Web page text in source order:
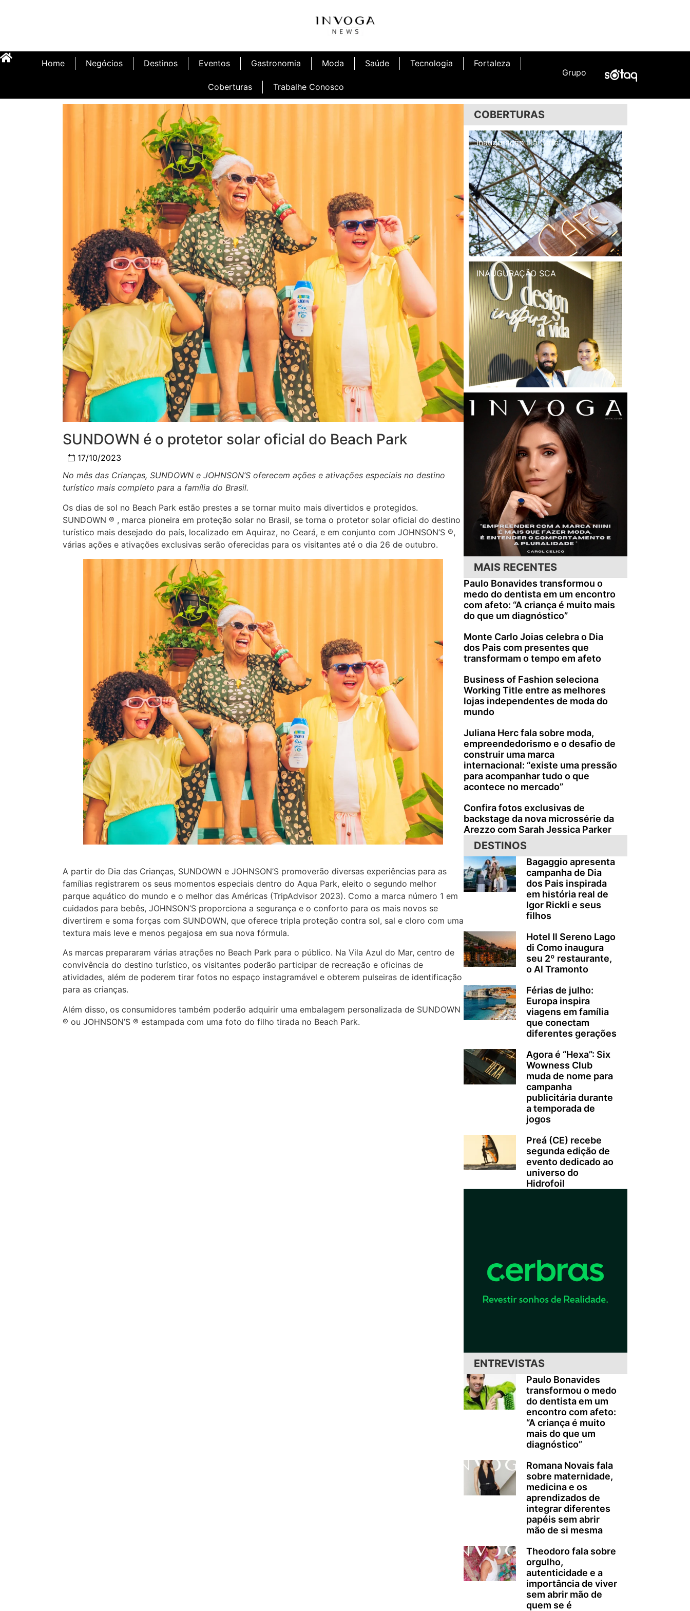
Home Negócios Destinos Eventos Gastronomia Moda Saúde Tecnologia Fortaleza
Coberturas Trabalhe Conosco
Grupo
SUNDOWN é o protetor solar oficial do Beach Park
17/10/2023
No mês das Crianças, SUNDOWN e JOHNSON’S oferecem ações e ativações especiais no destino
turístico mais completo para a família do Brasil.
Os dias de sol no Beach Park estão prestes a se tornar muito mais divertidos e protegidos.
SUNDOWN ® , marca pioneira em proteção solar no Brasil, se torna o protetor solar oficial do destino
turístico mais desejado do país, localizado em Aquiraz, no Ceará, e em conjunto com JOHNSON’S ®,
várias ações e ativações exclusivas serão oferecidas para os visitantes até o dia 26 de outubro.
A partir do Dia das Crianças, SUNDOWN e JOHNSON’S promoverão diversas experiências para as
famílias registrarem os seus momentos especiais dentro do Aqua Park, eleito o segundo melhor
parque aquático do mundo e o melhor das Américas (TripAdvisor 2023). Como a marca número 1 em
cuidados para bebês, JOHNSON’S proporciona a segurança e o conforto para os mais novos se
divertirem e soma forças com SUNDOWN, que oferece tripla proteção contra sol, sal e cloro com uma
textura mais leve e menos pegajosa em sua nova fórmula.
As marcas prepararam várias atrações no Beach Park para o público. Na Vila Azul do Mar, centro de
convivência do destino turístico, os visitantes poderão participar de recreação e oficinas de
atividades, além de poderem tirar fotos no espaço instagramável e obterem pulseiras de identificação
para as crianças.
Além disso, os consumidores também poderão adquirir uma embalagem personalizada de SUNDOWN
® ou JOHNSON’S ® estampada com uma foto do filho tirada no Beach Park.
COBERTURAS
Inauguração Illa Café Inauguração Illa Café
INAUGURAÇÃO SCA
MAIS RECENTES
Paulo Bonavides transformou o
medo do dentista em um encontro
com afeto: “A criança é muito mais
do que um diagnóstico”
Monte Carlo Joias celebra o Dia
dos Pais com presentes que
transformam o tempo em afeto
Business of Fashion seleciona
Working Title entre as melhores
lojas independentes de moda do
mundo
Juliana Herc fala sobre moda,
empreendedorismo e o desafio de
construir uma marca
internacional: “existe uma pressão
para acompanhar tudo o que
acontece no mercado”
Confira fotos exclusivas de
backstage da nova microssérie da
Arezzo com Sarah Jessica Parker
DESTINOS
Bagaggio apresenta
campanha de Dia
dos Pais inspirada
em história real de
Igor Rickli e seus
filhos
Hotel Il Sereno Lago
di Como inaugura
seu 2º restaurante,
o Al Tramonto
Férias de julho:
Europa inspira
viagens em família
que conectam
diferentes gerações
Agora é “Hexa”: Six
Wowness Club
muda de nome para
campanha
publicitária durante
a temporada de
jogos
Preá (CE) recebe
segunda edição de
evento dedicado ao
universo do
Hidrofoil
ENTREVISTAS
Paulo Bonavides
transformou o medo
do dentista em um
encontro com afeto:
“A criança é muito
mais do que um
diagnóstico”
Romana Novais fala
sobre maternidade,
medicina e os
aprendizados de
integrar diferentes
papéis sem abrir
mão de si mesma
Theodoro fala sobre
orgulho,
autenticidade e a
importância de viver
sem abrir mão de
quem se é